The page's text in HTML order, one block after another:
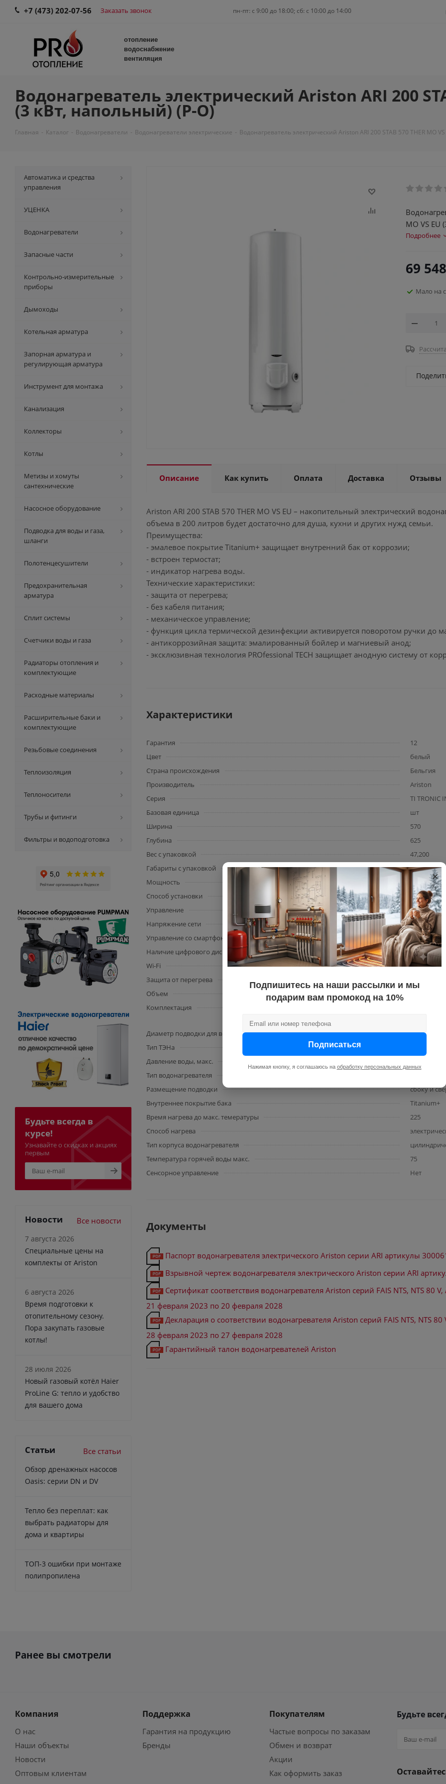
+7 (473) 202-07-56 Заказать звонок пн-пт: c 9:00 до 18:00; сб: с 10:00 до 14:00
отопление
водоснабжение
вентиляция
Водонагреватель электрический Ariston ARI 200
(3 кВт, напольный) (Р-О)
Главная - Каталог - Водонагреватели - Водонагреватели электрические - Водонагреватель электрический Ariston ARI 200 STAB 570 THER MO
MO VS
Подробнее
69
Мало на
Описание Как купить Оплата Доставка Отзывы
Ariston ARI 200 STAB 570 THER MO VS EU – накопительный электрический
объема в 200 литров будет достаточно для душа, кухни и других нужд семьи.
Преимущества:
- эмалевое покрытие Titanium+ защищает внутренний бак от коррозии;
- встроен термостат;
- индикатор нагрева воды.
Технические характеристики:
- защита от перегрева;
- без кабеля питания;
- механическое управление;
- функция цикла термической дезинфекции активируется поворотом ручки до
- антикоррозийная защита: эмалированный бойлер и магниевый анод;
- эксклюзивная технология PROfessional TECH защищает анодную систему от
Характеристики
Гарантия
12
Цвет
белый
Страна происхождения
Бельгия
Производитель
Ariston
Серия
TI TRONIC
Базовая единица
шт
Ширина
570
Глубина
625
Вес с упаковкой
47,200
Габариты с упаковкой
68,5/61,5/
Мощность
Способ установки
напольный
Управление
Напряжение сети
220
Управление со смартфона
нет
Наличие цифрового дисплея
нет
Wi-Fi
Нет
Защита от перегрева
Объем
Комплектация
Диаметр подводки для воды
3/4
Тип ТЭНа
Давление воды, макс.
Тип водонагревателя
Размещение подводки
сбоку и
Внутреннее покрытие бака
Titanium+
Время нагрева до макс. темературы
225
Способ нагрева
Тип корпуса водонагревателя
Температура горячей воды макс.
75
Сенсорное управление
Нет
Документы
Паспорт водонагревателя электрического Ariston серии ARI артикулы
Взрывной чертеж водонагревателя электрического Ariston серии ARI
Сертификат соответствия водонагревателя Ariston серий FAIS NTS, NTS 80 V,
21 февраля 2023 по 20 февраля 2028
Декларация о соответствии водонагревателя Ariston серий FAIS NTS, NTS 80
28 февраля 2023 по 27 февраля 2028
Гарантийный талон водонагревателей Ariston
Автоматика и средства
управления
УЦЕНКА
Водонагреватели
Запасные части
Контрольно-измерительные
приборы
Дымоходы
Котельная арматура
Запорная арматура и
регулирующая арматура
Инструмент для монтажа
Канализация
Коллекторы
Котлы
Метизы и хомуты
сантехнические
Насосное оборудование
Подводка для воды и газа,
шланги
Полотенцесушители
Предохранительная
арматура
Сплит системы
Счетчики воды и газа
Радиаторы отопления и
комплектующие
Расходные материалы
Расширительные баки и
комплектующие
Резьбовые соединения
Теплоизоляция
Теплоносители
Трубы и фитинги
Фильтры и водоподготовка
Будьте всегда в
курсе!
Узнавайте о скидках и акциях
первым
Новости Все новости
7 августа 2026
Специальные цены на
комплекты от Ariston
6 августа 2026
Время подготовки к
отопительному сезону.
Пора закупать газовые
котлы!
28 июля 2026
Новый газовый котёл Haier
ProLine G: тепло и удобство
для вашего дома
Статьи Все статьи
Обзор дренажных насосов
Oasis: серии DN и DV
Тепло без переплат: как
выбрать радиаторы для
дома и квартиры
ТОП-3 ошибки при монтаже
полипропилена
Ранее вы смотрели
Компания
О нас
Наши объекты
Новости
Оптовым клиентам
Поддержка
Гарантия на продукцию
Бренды
Покупателям
Частые вопросы по заказам
Обмен и возврат
Акции
Как оформить заказ
Будьте
×
Подпишитесь на наши рассылки и мы
подарим вам промокод на 10%
Подписаться
Нажимая кнопку, я соглашаюсь на обработку персональных данных